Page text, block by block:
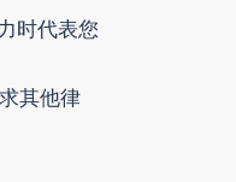
时代表您
其他律